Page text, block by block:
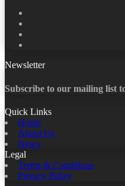
Newsletter
Subscribe to our mailing list
Quick Links
Home
About Us
News
Legal
Terms & Conditions
Privacy Policy